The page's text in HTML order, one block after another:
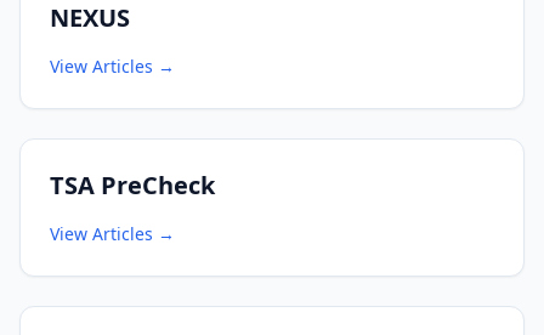
NEXUS
View Articles →
TSA PreCheck
View Articles →